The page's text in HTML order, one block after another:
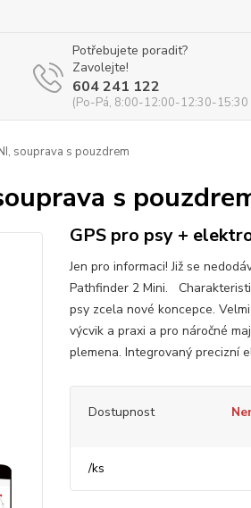
Potřebujete poradit?
Zavolejte!
604 241 122
(Po-Pá, 8:00-12:00-12:30-15:30
souprava s pouzdrem
s
GPS pro psy +
Jen pro informaci! Již se
Pathfinder 2 Mini.
psy zcela nové koncepce.
výcvik a praxi a pro náročné
plemena. Integrovaný precizní
Dostupnost
/ks